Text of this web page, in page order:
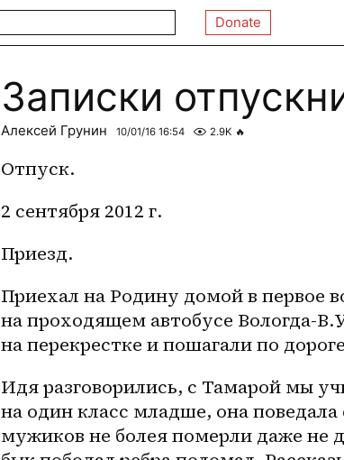
Donate
Записки
Алексей Грунин 10/01/16 16:54 2.9K 🔥
Отпуск.
2 сентября 2012 г.
Приезд.
Приехал на Родину домой в первое
на проходящем автобусе Вологда-
на перекрестке и пошагали по
Идя разговорились, с Тамарой мы
на один класс младше, она
мужиков не болея померли даже не